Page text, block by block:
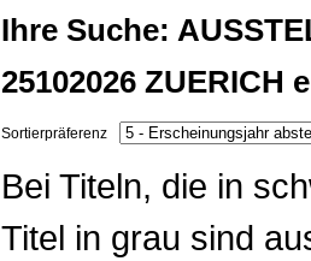
Ihre Suche:
25102026 ZUERICH
Sortierpräferenz
Bei Titeln, die in
Titel in grau sind